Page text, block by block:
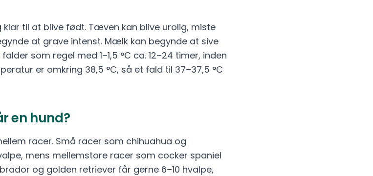
til at blive født. Tæven kan blive urolig, miste
at grave intenst. Mælk kan begynde at sive
som regel med 1–1,5 °C ca. 12–24 timer, inden
er omkring 38,5 °C, så et fald til 37–37,5 °C
en hund?
racer. Små racer som chihuahua og
mens mellemstore racer som cocker spaniel
og golden retriever får gerne 6–10 hvalpe,